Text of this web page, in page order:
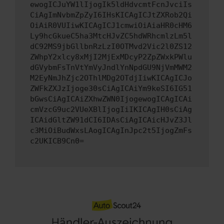
ewogICJuYW1lIjogIk5ldHdvcmtFcnJvciIs
CiAgImNvbmZpZyI6IHsKICAgICJtZXRob2Qi
OiAiR0VUIiwKICAgICJ1cmwiOiAiaHR0cHM6
Ly9hcGkueC5ha3MtcHJvZC5hdWRhcmlzLm5l
dC92MS9jbGllbnRzLzI0OTMvd2Vic2l0ZS12
ZWhpY2xlcy8xMjI2MjExMDcyP2ZpZWxkPWlu
dGVybmFsTnVtYmVyJndlYnNpdGU9NjVmMWM2
M2EyNmJhZjc2OThlMDg2OTdjIiwKICAgICJo
ZWFkZXJzIjoge30sCiAgICAiYm9keSI6IG51
bGwsCiAgICAiZXhwZWN0IjogewogICAgICAi
cmVzcG9uc2VUeXBlIjogIiIKICAgIH0sCiAg
ICAidGltZW91dCI6IDAsCiAgICAicHJvZ3Jl
c3MiOiBudWxsLAogICAgInJpc2t5IjogZmFs
c2UKICB9Cn0=